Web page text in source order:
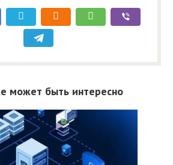
может быть интересно